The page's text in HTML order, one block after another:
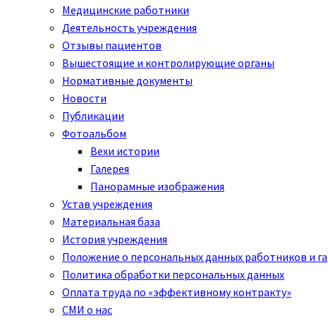
Медицинские работники
Деятельность учреждения
Отзывы пациентов
Вышестоящие и контролирующие органы
Нормативные документы
Новости
Публикации
Фотоальбом
Вехи истории
Галерея
Панорамные изображения
Устав учреждения
Материальная база
История учреждения
Положение о персональных данных работников и
Политика обработки персональных данных
Оплата труда по «эффективному контракту»
СМИ о нас